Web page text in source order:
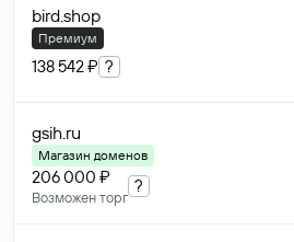
bird.shop
Премиум
138 542 ₽ ?
gsih.ru
Магазин доменов
206 000 ₽
Возможен торг
?